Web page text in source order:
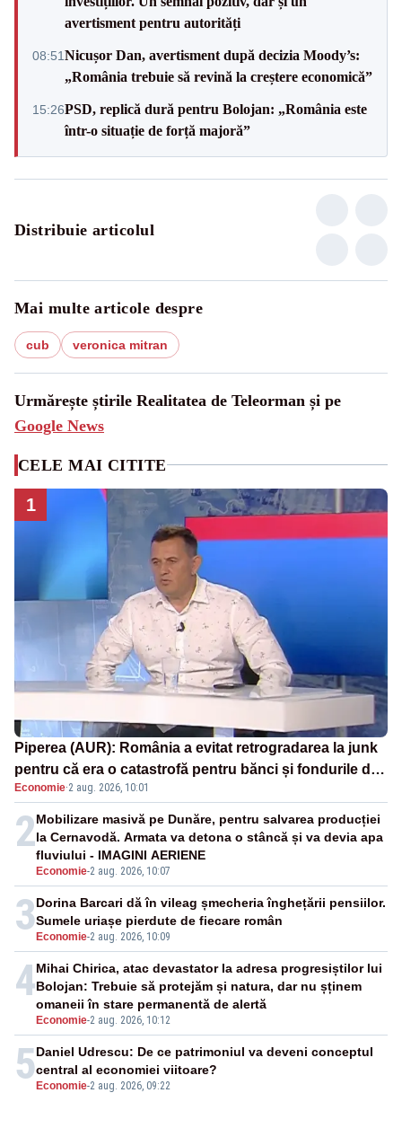
avertisment pentru autorități
08:51Nicușor Dan, avertisment după decizia Moody’s:
„România trebuie să revină la creștere economică”
15:26PSD, replică dură pentru Bolojan: „România este
într-o situație de forță majoră”
Distribuie articolul
Mai multe articole despre
cub veronica mitran
Urmărește știrile Realitatea de Teleorman și pe
Google News
CELE MAI CITITE
1
Piperea (AUR): România a evitat retrogradarea la junk
pentru că era o catastrofă pentru bănci și fondurile de
pensii
Economie·2 aug. 2026, 10:01
2
Economie-2 aug. 2026, 10:07
Mobilizare masivă pe Dunăre, pentru salvarea producției
la Cernavodă. Armata va detona o stâncă și va devia apa
fluviului - IMAGINI AERIENE
3 Economie-2 aug. 2026, 10:09
Dorina Barcari dă în vileag șmecheria înghețării pensiilor.
Sumele uriașe pierdute de fiecare român
4
Economie-2 aug. 2026, 10:12
Mihai Chirica, atac devastator la adresa progresiștilor lui
Bolojan: Trebuie să protejăm și natura, dar nu șținem
omaneii în stare permanentă de alertă
5 Economie-2 aug. 2026, 09:22
Daniel Udrescu: De ce patrimoniul va deveni conceptul
central al economiei viitoare?